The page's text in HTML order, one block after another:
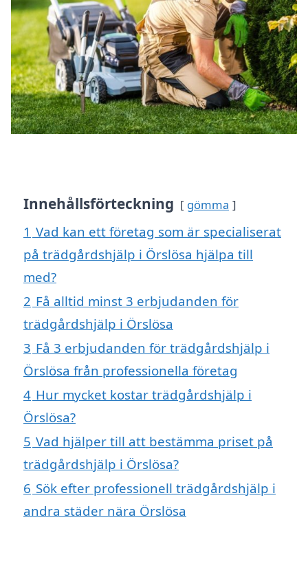
Innehållsförteckning gömma
1 Vad kan ett företag som är specialiserat
på trädgårdshjälp i Örslösa hjälpa till
med?
2 Få alltid minst 3 erbjudanden för
trädgårdshjälp i Örslösa
3 Få 3 erbjudanden för trädgårdshjälp i
Örslösa från professionella företag
4 Hur mycket kostar trädgårdshjälp i
Örslösa?
5 Vad hjälper till att bestämma priset på
trädgårdshjälp i Örslösa?
6 Sök efter professionell trädgårdshjälp i
andra städer nära Örslösa